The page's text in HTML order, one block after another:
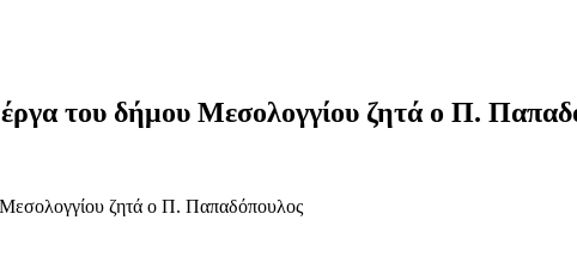
έργα του δήμου Μεσολογγίου ζητά ο Π.
Μεσολογγίου ζητά ο Π. Παπαδόπουλος